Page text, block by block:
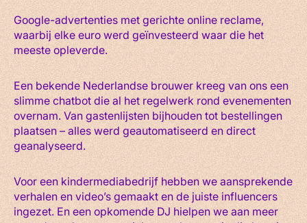
Google-advertenties met gerichte online reclame,
waarbij elke euro werd geïnvesteerd waar die het
meeste opleverde.
Een bekende Nederlandse brouwer kreeg van ons een
slimme chatbot die al het regelwerk rond evenementen
overnam. Van gastenlijsten bijhouden tot bestellingen
plaatsen – alles werd geautomatiseerd en direct
geanalyseerd.
Voor een kindermediabedrijf hebben we aansprekende
verhalen en video’s gemaakt en de juiste influencers
ingezet. En een opkomende DJ hielpen we aan meer